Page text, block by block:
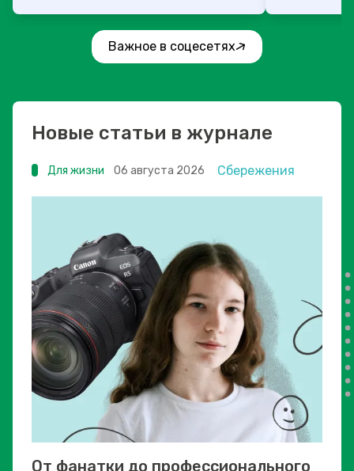
Важное в соцесетях
Новые статьи в журнале
Для жизни 06 августа 2026 Сбережения
От фанатки до профессионального